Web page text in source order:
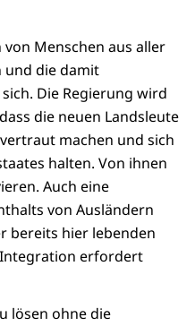
Menschen aus aller
und die damit
Die Regierung wird
die neuen Landsleute
machen und sich
halten. Von ihnen
Auch eine
von Ausländern
bereits hier lebenden
Integration erfordert
lösen ohne die